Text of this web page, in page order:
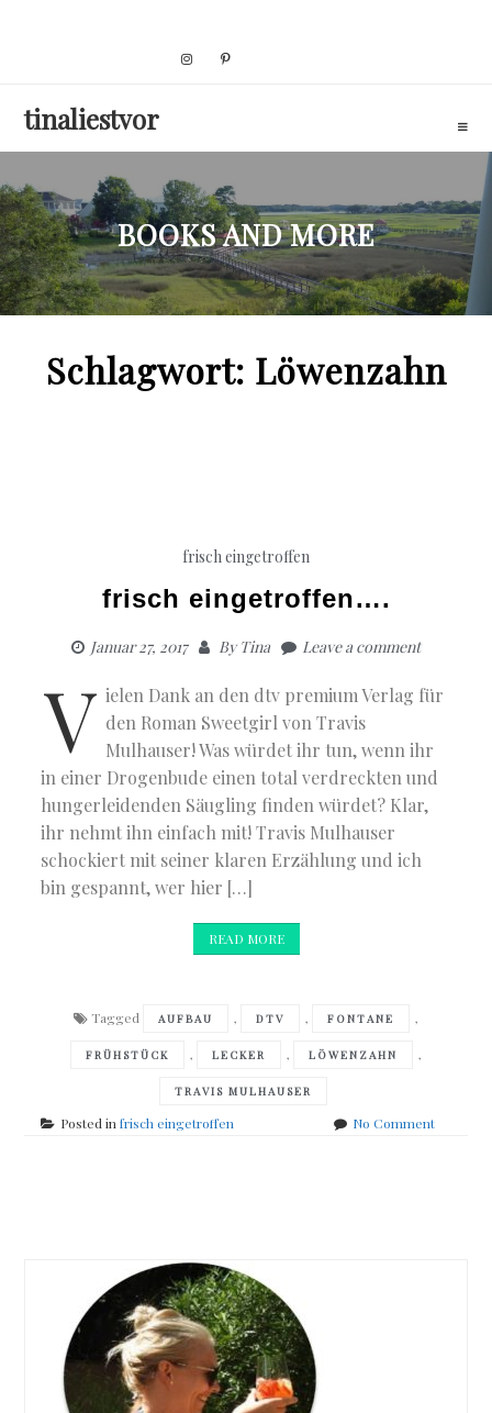
tinaliestvor
BOOKS AND MORE
Schlagwort: Löwenzahn
frisch eingetroffen
frisch eingetroffen….
Januar 27, 2017 ByTina Leave a comment
V ielen Dank an den dtv premium Verlag für
den Roman Sweetgirl von Travis
Mulhauser! Was würdet ihr tun, wenn ihr
in einer Drogenbude einen total verdreckten und
hungerleidenden Säugling finden würdet? Klar,
ihr nehmt ihn einfach mit! Travis Mulhauser
schockiert mit seiner klaren Erzählung und ich
bin gespannt, wer hier […]
READ MORE
Tagged AUFBAU , DTV , FONTANE ,
FRÜHSTÜCK , LECKER , LÖWENZAHN ,
TRAVIS MULHAUSER
Posted infrisch eingetroffen No Commenton
navigation